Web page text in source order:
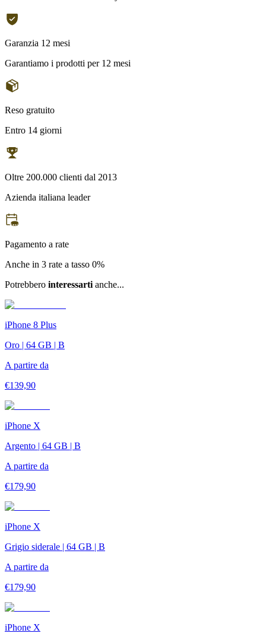
Garanzia 12 mesi
Garantiamo i prodotti per 12 mesi
Reso gratuito
Entro 14 giorni
Oltre 200.000 clienti dal 2013
Azienda italiana leader
Pagamento a rate
Anche in 3 rate a tasso 0%
Potrebbero interessarti anche...
iPhone 8 Plus
Oro | 64 GB | B
A partire da
€139,90
iPhone X
Argento | 64 GB | B
A partire da
€179,90
iPhone X
Grigio siderale | 64 GB | B
A partire da
€179,90
iPhone X